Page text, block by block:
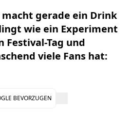
macht gerade ein Drink
wie ein Experiment
Tag und
viele Fans hat:
BEVORZUGEN